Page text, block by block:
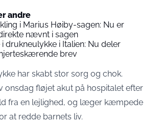
andre
i Marius Høiby-sagen: Nu er
nævnt i sagen
drukneulykke i Italien: Nu deler
brev
har skabt stor sorg og chok.
onsdag fløjet akut på hospitalet efter
fra en lejlighed, og læger kæmpede
at redde barnets liv.